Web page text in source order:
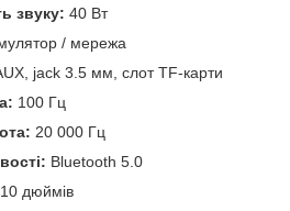
звуку: 40 Вт
/ мережа
jack 3.5 мм, слот TF-карти
100 Гц
20 000 Гц
Bluetooth 5.0
10 дюймів